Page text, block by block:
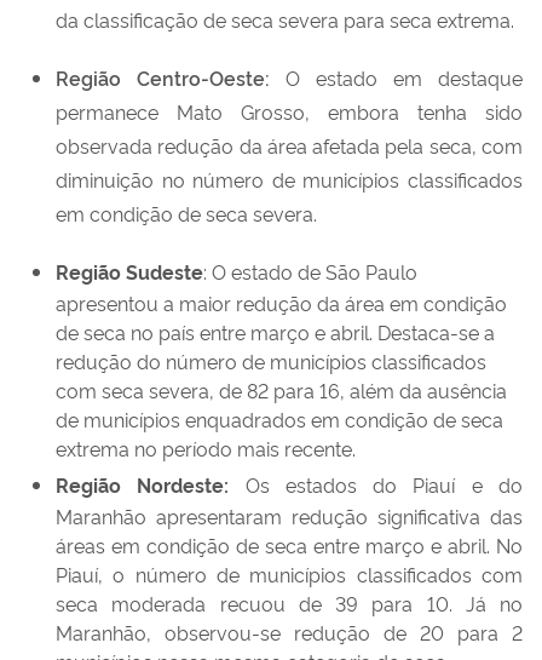
da classificação de seca severa para seca extrema.
Região Centro-Oeste: O estado em destaque
permanece Mato Grosso, embora tenha sido
observada redução da área afetada pela seca, com
diminuição no número de municípios classificados
em condição de seca severa.
Região Sudeste: O estado de São Paulo
apresentou a maior redução da área em condição
de seca no país entre março e abril. Destaca-se a
redução do número de municípios classificados
com seca severa, de 82 para 16, além da ausência
de municípios enquadrados em condição de seca
extrema no período mais recente.
Região Nordeste: Os estados do Piauí e do
Maranhão apresentaram redução significativa das
áreas em condição de seca entre março e abril. No
Piauí, o número de municípios classificados com
seca moderada recuou de 39 para 10. Já no
Maranhão, observou-se redução de 20 para 2